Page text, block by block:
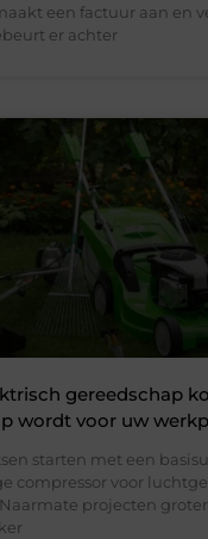
een factuur aan en
er achter
gereedschap
wordt voor uw
starten met een
compressor voor
projecten